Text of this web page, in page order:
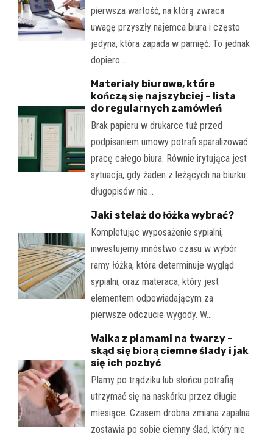
pierwsza wartość, na którą zwraca
uwagę przyszły najemca biura i często
jedyna, która zapada w pamięć. To jednak
dopiero…
Materiały biurowe, które
kończą się najszybciej – lista
do regularnych zamówień
Brak papieru w drukarce tuż przed
podpisaniem umowy potrafi sparaliżować
pracę całego biura. Równie irytująca jest
sytuacja, gdy żaden z leżących na biurku
długopisów nie…
Jaki stelaż do łóżka wybrać?
Kompletując wyposażenie sypialni,
inwestujemy mnóstwo czasu w wybór
ramy łóżka, która determinuje wygląd
sypialni, oraz materaca, który jest
elementem odpowiadającym za
pierwsze odczucie wygody. W…
Walka z plamami na twarzy –
skąd się biorą ciemne ślady i jak
się ich pozbyć
Plamy po trądziku lub słońcu potrafią
utrzymać się na naskórku przez długie
miesiące. Czasem drobna zmiana zapalna
zostawia po sobie ciemny ślad, który nie